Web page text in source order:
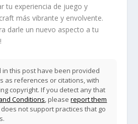
tu experiencia de juego y
más vibrante y envolvente.
darle un nuevo aspecto a tu
in this post have been provided
as references or citations, with
copyright. If you detect any that
Conditions, pleasereport them
not support practices that go